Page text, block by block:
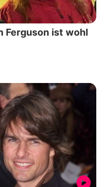
Ferguson ist wohl